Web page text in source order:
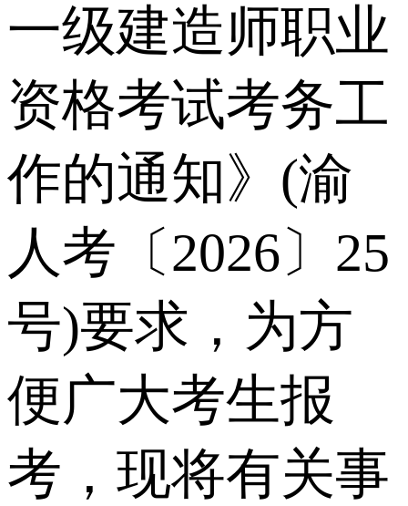
一级建造师职业
资格考试考务工
作的通知》(渝
人考〔2026〕25
号)要求，为方
便广大考生报
考，现将有关事